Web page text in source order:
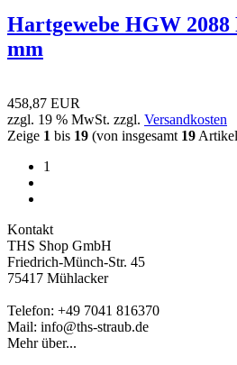
Hartgewebe HGW 2088
mm
458,87 EUR
zzgl. 19 % MwSt. zzgl. Versandkosten
Zeige 1 bis 19 (von insgesamt 19
1
Kontakt
THS Shop GmbH
Friedrich-Münch-Str. 45
75417 Mühlacker
Telefon: +49 7041 816370
Mail: info@ths-straub.de
Mehr über...